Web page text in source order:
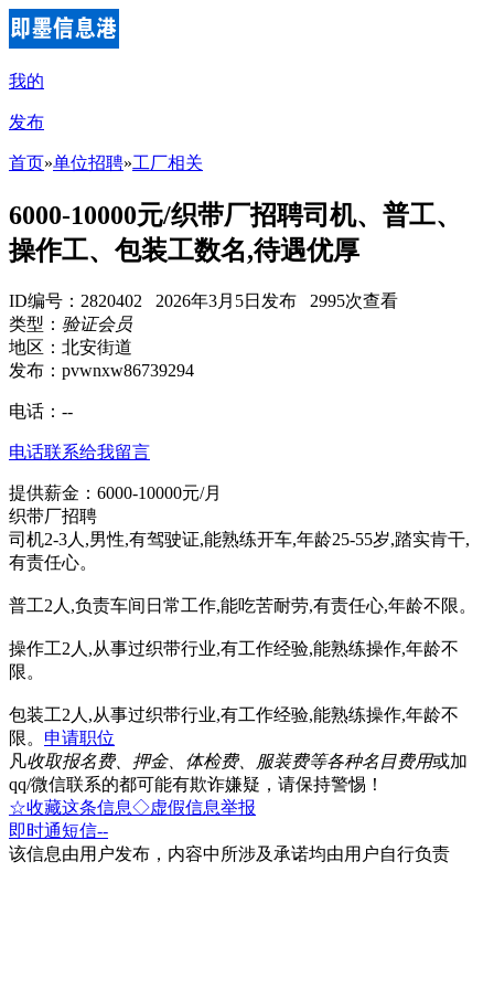
我的
发布
首页»单位招聘»工厂相关
6000-10000元/织带厂招聘司机、普工、
操作工、包装工数名,待遇优厚
ID编号：2820402 2026年3月5日发布 2995次查看
类型： 验证会员
地区：北安街道
发布：pvwnxw86739294
电话： --
电话联系给我留言
提供薪金：6000-10000元/月
织带厂招聘
司机2-3人,男性,有驾驶证,能熟练开车,年龄25-55岁,踏实肯干,
有责任心。
普工2人,负责车间日常工作,能吃苦耐劳,有责任心,年龄不限。
操作工2人,从事过织带行业,有工作经验,能熟练操作,年龄不
限。
包装工2人,从事过织带行业,有工作经验,能熟练操作,年龄不
限。 申请职位
凡收取报名费、押金、体检费、服装费等各种名目费用或加
qq/微信联系的都可能有欺诈嫌疑，请保持警惕！
☆收藏这条信息◇虚假信息举报
即时通短信--
该信息由用户发布，内容中所涉及承诺均由用户自行负责